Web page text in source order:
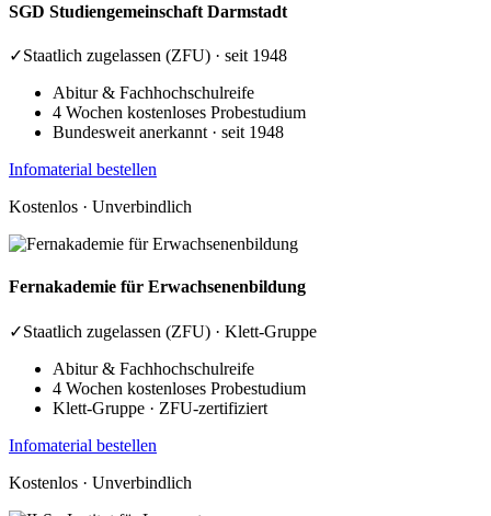
SGD Studiengemeinschaft Darmstadt
✓Staatlich zugelassen (ZFU) · seit 1948
Abitur & Fachhochschulreife
4 Wochen kostenloses Probestudium
Bundesweit anerkannt · seit 1948
Infomaterial bestellen
Kostenlos · Unverbindlich
Fernakademie für Erwachsenenbildung
✓Staatlich zugelassen (ZFU) · Klett-Gruppe
Abitur & Fachhochschulreife
4 Wochen kostenloses Probestudium
Klett-Gruppe · ZFU-zertifiziert
Infomaterial bestellen
Kostenlos · Unverbindlich